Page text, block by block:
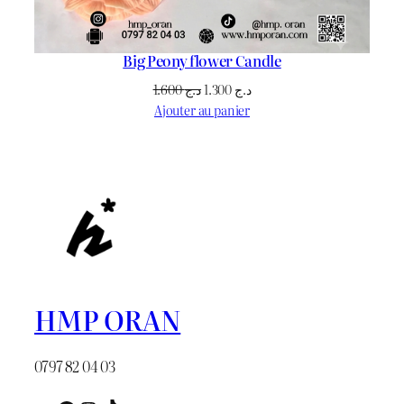
Big Peony flower Candle
د.ج1.600
Le
prix
د.جLe
Ajouter au panier
HMP ORAN
0797 82 04 03